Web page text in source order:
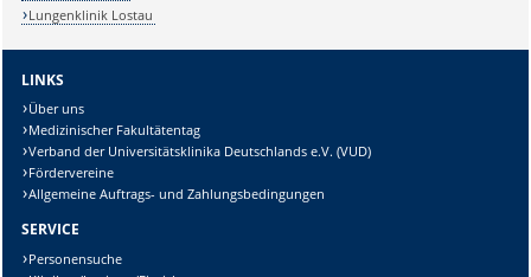
Lungenklinik Lostau
LINKS
Über uns
Medizinischer Fakultätentag
Verband der Universitätsklinika Deutschlands e.V. (VUD)
Fördervereine
Allgemeine Auftrags- und Zahlungsbedingungen
SERVICE
Personensuche